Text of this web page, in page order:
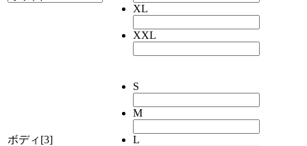
XL
XXL
ボディ[3]
S
M
L